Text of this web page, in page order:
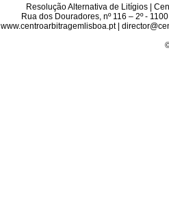
Resolução Alternativa de Litígios |
Rua dos Douradores, nº 116 – 2º -
www.centroarbitragemlisboa.pt |